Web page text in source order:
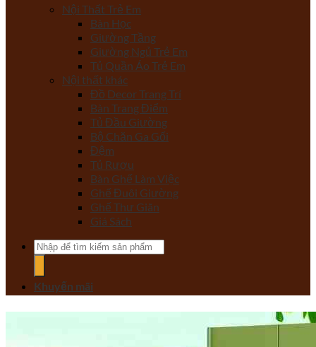
Nội Thất Trẻ Em
Bàn Học
Giường Tầng
Giường Ngủ Trẻ Em
Tủ Quần Áo Trẻ Em
Nội thất khác
Đồ Decor Trang Trí
Bàn Trang Điểm
Tủ Đầu Giường
Bộ Chăn Ga Gối
Đệm
Tủ Rượu
Bàn Ghế Làm Việc
Ghế Đuôi Giường
Ghế Thư Giãn
Giá Sách
Tìm
kiếm:
Khuyến mãi